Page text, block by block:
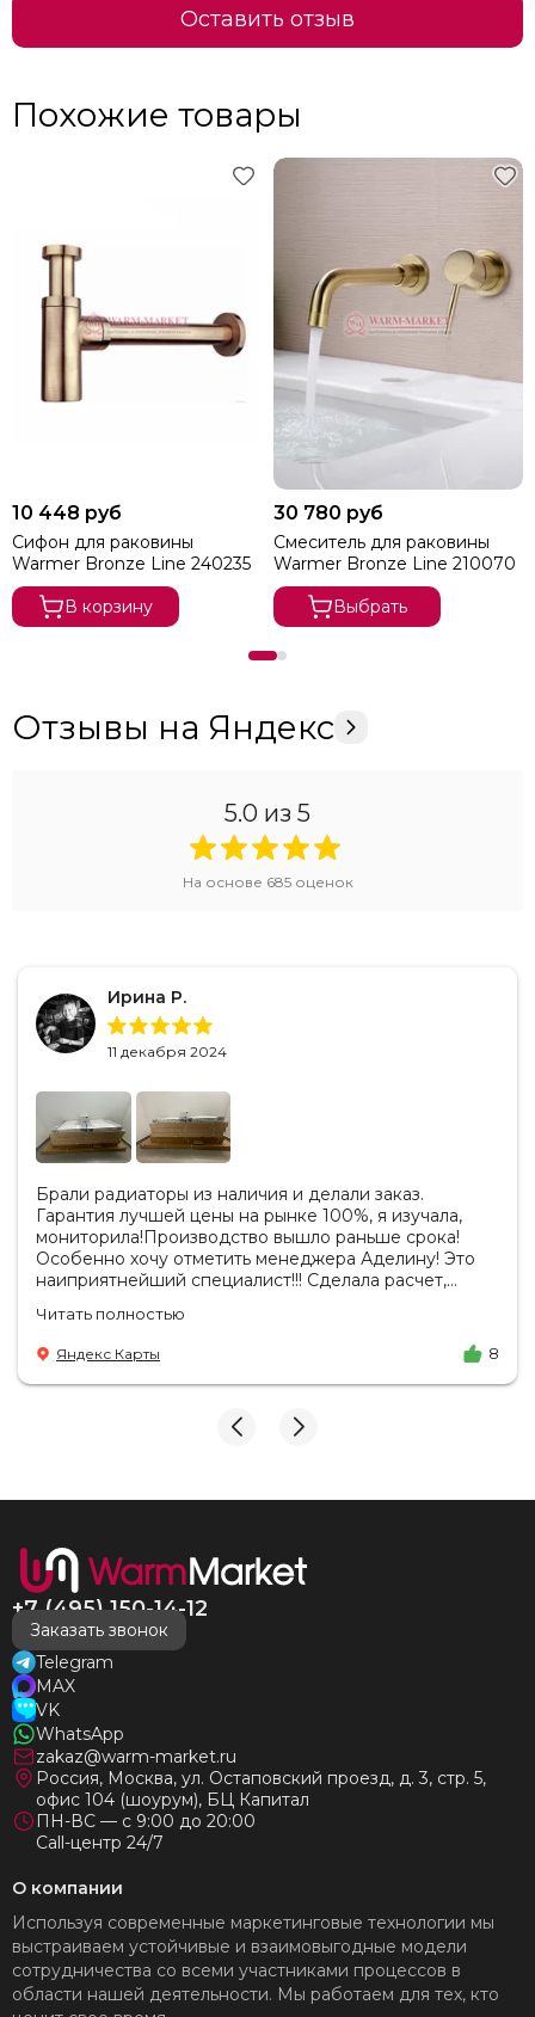
Оставить отзыв
Похожие товары
10 448 руб
Сифон для раковины
Warmer Bronze Line 240235
В корзину
30 780 руб
Смеситель для раковины
Warmer Bronze Line 210070
Выбрать
Отзывы на Яндекс
5.0 из 5
На основе 685оценок
Ирина Р.
11 декабря 2024
Брали радиаторы из наличия и делали заказ.
Гарантия лучшей цены на рынке 100%, я изучала,
мониторила!Производство вышло раньше срока!
Особенно хочу отметить менеджера Аделину! Это
наиприятнейший специалист!!! Сделала расчет,
цену. Всегда на связи, на все вопросы есть ответы.
Доставка на удобный день, удобное время! Никаких
замечаний, только бесконечное удовольствие от
взаимодействия с ней. Вот это я понимаю - ЛИЦО
И надеюсь наши чудесные радиаторы будут греть
Читать полностью
Яндекс Карты 8
+7 (495) 150-14-12
Заказать звонок
Telegram
MAX
VK
WhatsApp
zakaz@warm-market.ru
Россия, Москва, ул. Остаповский проезд, д. 3, стр. 5,
офис 104 (шоурум), БЦ Капитал
ПН-ВС — с 9:00 до 20:00
Call-центр 24/7
О компании
Используя современные маркетинговые технологии мы
выстраиваем устойчивые и взаимовыгодные модели
сотрудничества со всеми участниками процессов в
области нашей деятельности. Мы работаем для тех, кто